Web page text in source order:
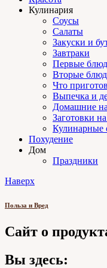
Кулинария
Соусы
Салаты
Закуски и
Завтраки
Первые
Вторые
Что
Выпечка и
Домашние
Заготовки
Кулинарные
Похудение
Дом
Праздники
Наверх
Польза и Вред
Сайт о
Вы здесь: